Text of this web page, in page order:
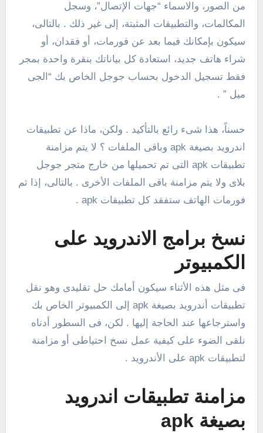
من الصور، والاسماء “جهات الإتصال”، وسجل
المكالمات، والتطبيقات المثبتة، إلى غير ذلك . بالتالى،
سيكون بإمكانك فيما بعد عن فورمات، أو فقدان، أو
شراء هاتف جديد، استعادة كل بياناتك بنقرة واحدة بمجر
فقط تسجيل الدخول بحساب جوجل الخاص بك “الجى
ميل ” .
حسناً، هذا شىء رائع بالتأكيد . ولكن، ماذا عن تطبيقات
اندرويد بصيغة apk وباقى الملفات ؟ لا يتم مزامنة
تطبيقات apk التى تم تحميلها من خارج متجر جوجل
بلاى ولا يتم مزامنة باقى الملفات الأخرى . بالتالى، إذا تم
فورمات الهاتف ستفقد كل تطبيقات apk .
نسخ برامج الاندرويد على
الكمبيوتر
فى مثل هذه الأثناء سيكون أمامك حل تقليدى وهو نقل
تطبيقات أندرويد بصيغة apk إلى الكمبيوتر الخاص بك
واسترجاعها عند الحاجة إليها . لكن، فى السطور أدناه
نلقى الضوء على كيفية عمل نسخ احتياطى أو مزامنة
لتطبيقات apk على الأندرويد .
مزامنة تطبيقات اندرويد
بصيغة apk